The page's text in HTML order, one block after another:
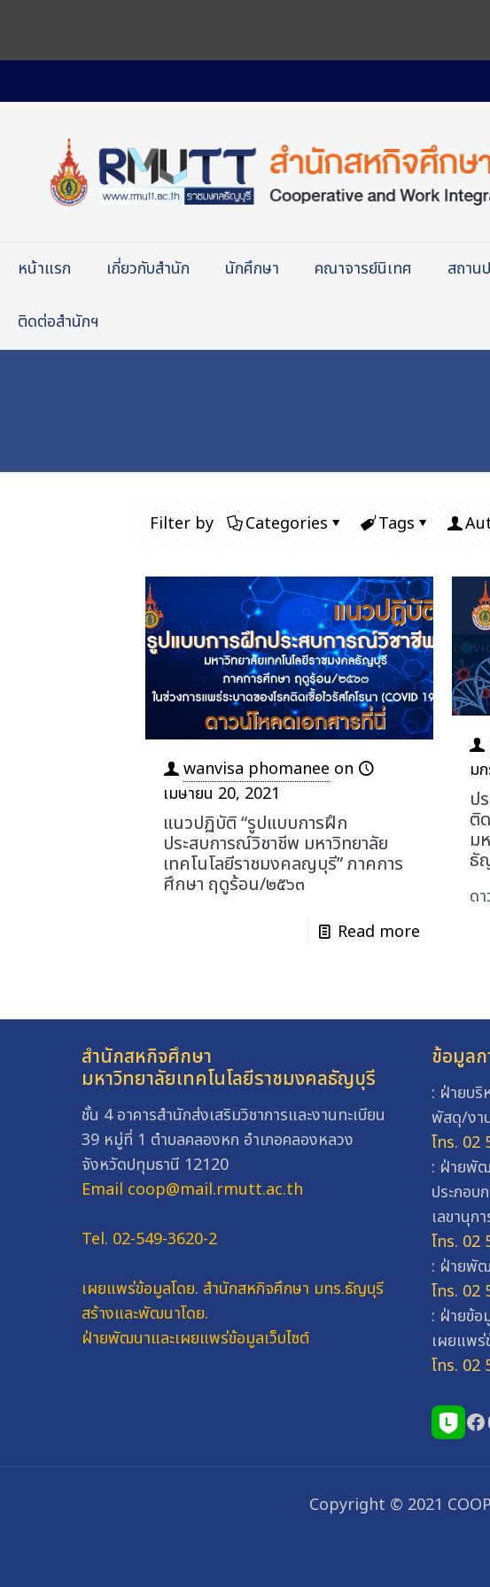
หน้าแรก เกี่ยวกับสำนัก นักศึกษา คณาจารย์นิเทศ สถาน
ติดต่อสำนักฯ
Filter by Categories Tags
wanvisa phomanee on
เมษายน 20, 2021
แนวปฏิบัติ “รูปแบบการฝึก
ประสบการณ์วิชาชีพ มหาวิทยาลัย
เทคโนโลยีราชมงคลญบุรี” ภาคการ
ศึกษา ฤดูร้อน/๒๕๖๓
Read more
ม
ป
ติ
ม
ธั
ด
สำนักสหกิจศึกษา
มหาวิทยาลัยเทคโนโลยีราชมงคลธัญบุรี
ชั้น 4 อาคารสำนักส่งเสริมวิชาการและงานทะเบียน
39 หมู่ที่ 1 ตำบลคลองหก อำเภอคลองหลวง
จังหวัดปทุมธานี 12120
Email coop@mail.rmutt.ac.th
Tel. 02-549-3620-2
เผยแพร่ข้อมูลโดย. สำนักสหกิจศึกษา มทร.ธัญบุรี
สร้างและพัฒนาโดย.
ฝ่ายพัฒนาและเผยแพร่ข้อมูลเว็บไซต์
ข้อมูล
: ฝ่ายบริ
พัสดุ/งา
โทร. 02
: ฝ่ายพั
ประกอบ
เลขานุก
โทร. 02
: ฝ่ายพัฒ
โทร. 02
: ฝ่ายข้อ
เผยแพร่
โทร. 02
Copyright © 2021